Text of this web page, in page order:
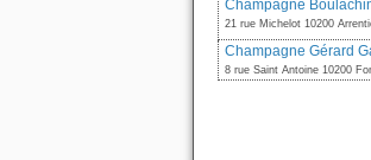
Champagne
21 rue Michelot 10200
Champagne Gérard
8 rue Saint Antoine 10200